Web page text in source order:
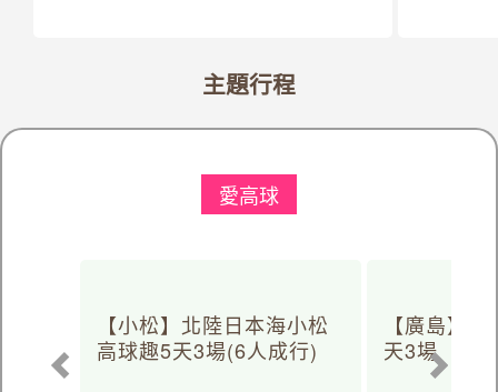
愛高球
主題行程
【小松】北陸日本海小松
高球趣5天3場(6人成行)
【廣島】
天3場